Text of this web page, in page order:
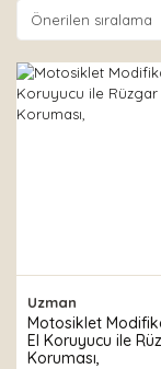
Uzman
Motosiklet
El Koruyucu ile
Koruması,